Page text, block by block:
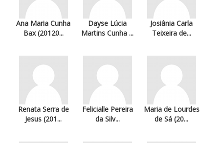
Ana Maria Cunha
Bax (20120...
Dayse Lúcia
Martins Cunha ...
Josiânia Carla
Teixeira de...
Renata Serra de
Jesus (201...
Felicialle Pereira
da Silv...
Maria de Lourdes
de Sá (20...